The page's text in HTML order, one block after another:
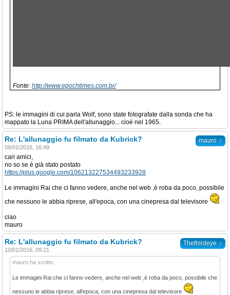
Fonte: http://www.epochtimes.com.br/
PS: le immagini di cui parla Wolf, sono state fotografate dalla sonda che ha
mappato la Luna PRIMA dell'allunaggio... cioè nel 1965.
mauro ↓
Re: L'allunaggio fu filmato da Kubrick?
09/01/2016, 16:49
cari amici,
no so se è già stato postato
https://plus.google.com/106213227534493233928
Le immagini Rai che ci fanno vedere, anche nel web ,è roba da poco, possibile
che nessuno le abbia riprese, all'epoca, con una cinepresa dal televisore
ciao
mauro
Thethirdeye ↓
Re: L'allunaggio fu filmato da Kubrick?
10/01/2016, 09:21
mauro ha scritto:
Le immagini Rai che ci fanno vedere, anche nel web ,è roba da poco, possibile che
nessuno le abbia riprese, all'epoca, con una cinepresa dal televisore